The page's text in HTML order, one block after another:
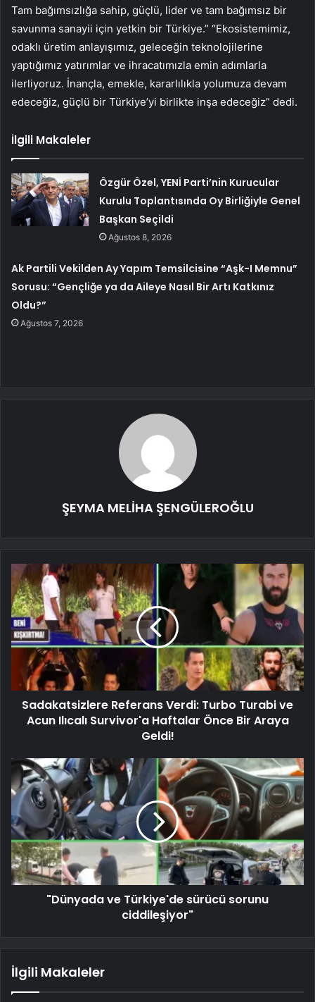
Tam bağımsızlığa sahip, güçlü, lider ve tam bağımsız bir
savunma sanayii için yetkin bir Türkiye.” “Ekosistemimiz,
odaklı üretim anlayışımız, geleceğin teknolojilerine
yaptığımız yatırımlar ve ihracatımızla emin adımlarla
ilerliyoruz. İnançla, emekle, kararlılıkla yolumuza devam
edeceğiz, güçlü bir Türkiye’yi birlikte inşa edeceğiz” dedi.
İlgili Makaleler
Özgür Özel, YENİ Parti’nin Kurucular
Kurulu Toplantısında Oy Birliğiyle Genel
Başkan Seçildi
Ağustos 8, 2026
Ak Partili Vekilden Ay Yapım Temsilcisine “Aşk-I Memnu”
Sorusu: “Gençliğe ya da Aileye Nasıl Bir Artı Katkınız
Oldu?”
Ağustos 7, 2026
ŞEYMA MELİHA ŞENGÜLEROĞLU
Sadakatsizlere Referans Verdi: Turbo Turabi ve
Acun Ilıcalı Survivor'a Haftalar Önce Bir Araya
Geldi!
"Dünyada ve Türkiye'de sürücü sorunu
ciddileşiyor"
İlgili Makaleler